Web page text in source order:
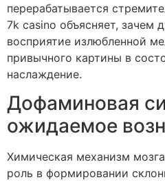
перерабатывается
7k casino объясняет, зачем
восприятие излюбленной
привычного картины в
наслаждение.
Дофаминовая
ожидаемое
Химическая механизм
роль в формировании